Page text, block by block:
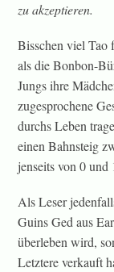
zu akzeptieren.
Bisschen viel Tao
als die Bonbon-
Jungs ihre
zugesprochene
durchs Leben
einen Bahnsteig
jenseits von 0 und
Als Leser
Guins Ged aus
überleben wird,
Letztere verkauft